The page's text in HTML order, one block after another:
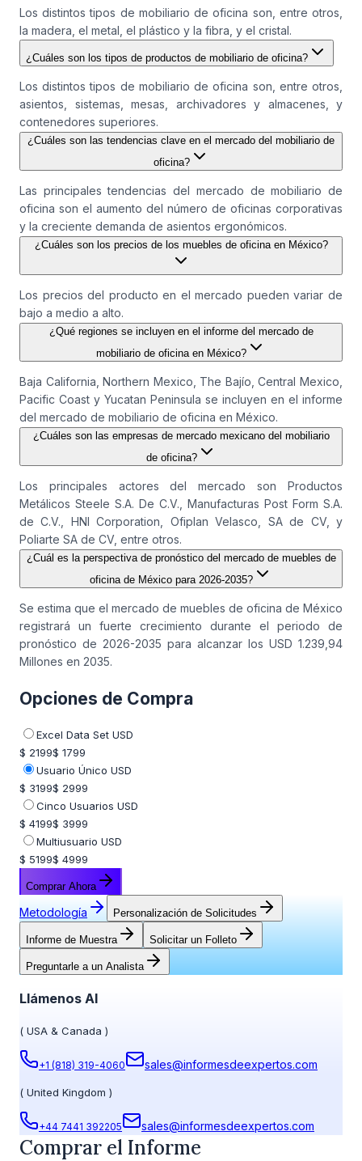
Los distintos tipos de mobiliario de oficina son, entre otros,
la madera, el metal, el plástico y la fibra, y el cristal.
¿Cuáles son los tipos de productos de mobiliario de oficina?
Los distintos tipos de mobiliario de oficina son, entre otros,
asientos, sistemas, mesas, archivadores y almacenes, y
contenedores superiores.
¿Cuáles son las tendencias clave en el mercado del mobiliario de
oficina?
Las principales tendencias del mercado de mobiliario de
oficina son el aumento del número de oficinas corporativas
y la creciente demanda de asientos ergonómicos.
¿Cuáles son los precios de los muebles de oficina en México?
Los precios del producto en el mercado pueden variar de
bajo a medio a alto.
¿Qué regiones se incluyen en el informe del mercado de
mobiliario de oficina en México?
Baja California, Northern Mexico, The Bajío, Central Mexico,
Pacific Coast y Yucatan Peninsula se incluyen en el informe
del mercado de mobiliario de oficina en México.
¿Cuáles son las empresas de mercado mexicano del mobiliario
de oficina?
Los principales actores del mercado son Productos
Metálicos Steele S.A. De C.V., Manufacturas Post Form S.A.
de C.V., HNI Corporation, Ofiplan Velasco, SA de CV, y
Poliarte SA de CV, entre otros.
¿Cuál es la perspectiva de pronóstico del mercado de muebles de
oficina de México para 2026-2035?
Se estima que el mercado de muebles de oficina de México
registrará un fuerte crecimiento durante el periodo de
pronóstico de 2026-2035 para alcanzar los USD 1.239,94
Millones en 2035.
Opciones de Compra
Excel Data Set USD
$ 2199$ 1799
Usuario Único USD
$ 3199$ 2999
Cinco Usuarios USD
$ 4199$ 3999
Multiusuario USD
$ 5199$ 4999
Comprar Ahora
Metodología Personalización de Solicitudes
Informe de Muestra Solicitar un Folleto
Preguntarle a un Analista
Llámenos Al
( USA & Canada )
+1 (818) 319-4060 sales@informesdeexpertos.com
( United Kingdom )
+44 7441 392205 sales@informesdeexpertos.com
Comprar el Informe